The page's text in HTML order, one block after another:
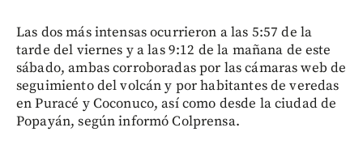
Las dos más intensas ocurrieron a las 5:57 de la
tarde del viernes y a las 9:12 de la mañana de este
sábado, ambas corroboradas por las cámaras web de
seguimiento del volcán y por habitantes de veredas
en Puracé y Coconuco, así como desde la ciudad de
Popayán, según informó Colprensa.